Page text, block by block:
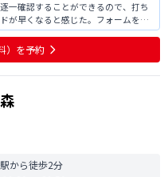
一確認することができるので、打ち
が早くなると感じた。フォームを固
ンの場合は、インストラクターは
導してもらうことで、理解が深まる
が
） を予約
から徒歩2分